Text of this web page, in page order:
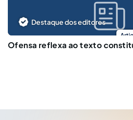
Destaque dos editores
Ofensa reflexa ao texto